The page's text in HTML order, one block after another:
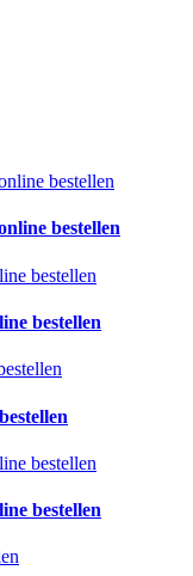
bestellen
bestellen
bestellen